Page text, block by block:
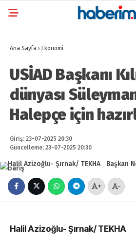
Ana Sayfa › Ekonomi
USİAD Başkanı
dünyası
Halepçe için
Giriş: 23-07-2025 20:30
Güncelleme: 23-07-2025 20:30
+ -
Halil Azizoğlu- Şırnak/ TEKHA